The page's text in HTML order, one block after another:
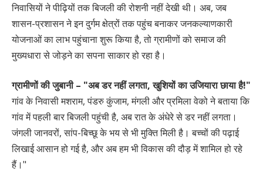
निवासियों ने पीढ़ियों तक बिजली की रोशनी नहीं देखी थी। अब, जब
शासन-प्रशासन ने इन दुर्गम क्षेत्रों तक पहुंच बनाकर जनकल्याणकारी
योजनाओं का लाभ पहुंचाना शुरू किया है, तो ग्रामीणों को समाज की
मुख्यधारा से जोड़ने का सपना साकार हो रहा है।
ग्रामीणों की जुबानी – "अब डर नहीं लगता, खुशियों का उजियारा छाया है!"
गांव के निवासी मशराम, पंडरु कुंजाम, मंगली और प्रमिला वेको ने बताया कि
गांव में पहली बार बिजली पहुंची है, अब रात के अंधेरे से डर नहीं लगता।
जंगली जानवरों, सांप-बिच्छू के भय से भी मुक्ति मिली है। बच्चों की पढ़ाई
लिखाई आसान हो गई है, और अब हम भी विकास की दौड़ में शामिल हो रहे
हैं।"